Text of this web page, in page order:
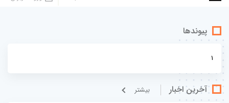
پیوندها
1
آخرین اخبار بيشتر